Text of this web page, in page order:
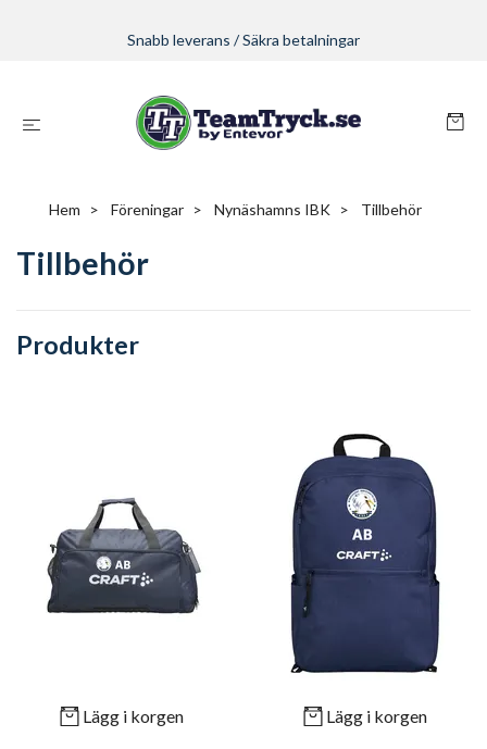
Snabb leverans / Säkra betalningar
Hem Föreningar Nynäshamns IBK Tillbehör
Tillbehör
Produkter
Lägg i korgen Lägg i korgen